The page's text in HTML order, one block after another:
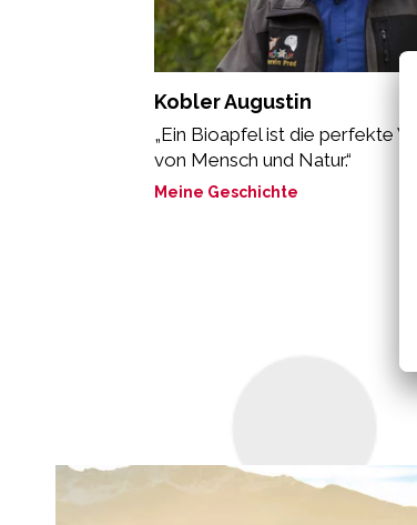
Kobler Augustin
„Ein Bioapfel ist die perfekte
von Mensch und Natur.“
Meine Geschichte